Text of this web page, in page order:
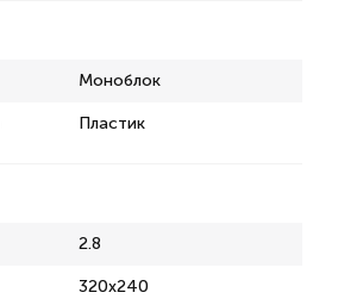
Моноблок
Пластик
2.8
320x240